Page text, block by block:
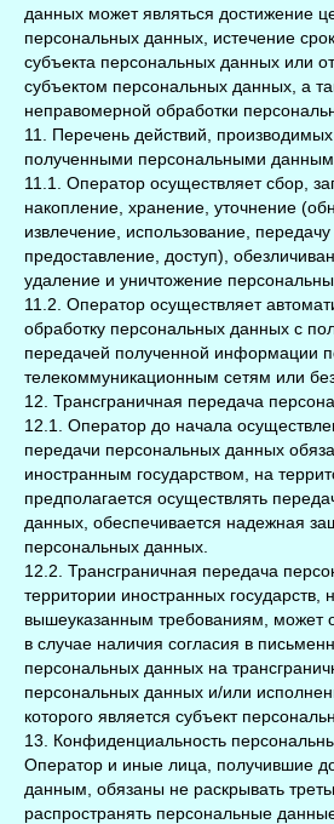
данных может являться достижение
персональных данных, истечение
субъекта персональных данных или
субъектом персональных данных, а
неправомерной обработки
11. Перечень действий,
полученными персональными
11.1. Оператор осуществляет сбор,
накопление, хранение, уточнение
извлечение, использование,
предоставление, доступ),
удаление и уничтожение
11.2. Оператор осуществляет
обработку персональных данных с
передачей полученной информации
телекоммуникационным сетям или без
12. Трансграничная передача
12.1. Оператор до начала
передачи персональных данных
иностранным государством, на
предполагается осуществлять
данных, обеспечивается надежная
персональных данных.
12.2. Трансграничная передача
территории иностранных государств,
вышеуказанным требованиям, может
в случае наличия согласия в
персональных данных на
персональных данных и/или
которого является субъект
13. Конфиденциальность
Оператор и иные лица, получившие
данным, обязаны не раскрывать
распространять персональные